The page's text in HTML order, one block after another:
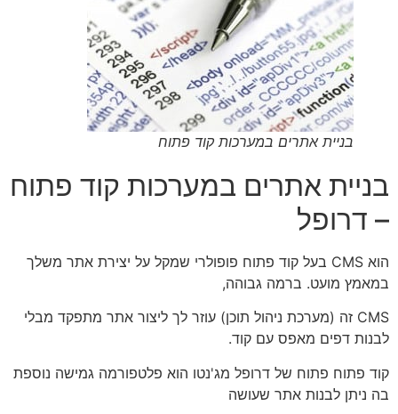
בניית אתרים במערכות קוד פתוח
בניית אתרים במערכות קוד פתוח
– דרופל
הוא CMS בעל קוד פתוח פופולרי שמקל על יצירת אתר משלך
במאמץ מועט. ברמה גבוהה,
CMS זה (מערכת ניהול תוכן) עוזר לך ליצור אתר מתפקד מבלי
לבנות דפים מאפס עם קוד.
קוד פתוח פתוח של דרופל מג'נטו הוא פלטפורמה גמישה נוספת
בה ניתן לבנות אתר שעושה